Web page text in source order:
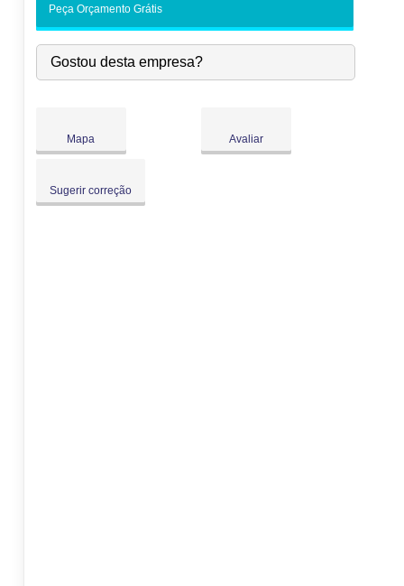
Qua:
09:00-18:00
Qui:
09:00-18:00
Peça Orçamento Grátis
Gostou desta empresa?
Mapa Avaliar
Sugerir correção